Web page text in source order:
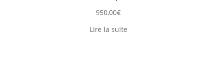
950,00€
Lire la suite